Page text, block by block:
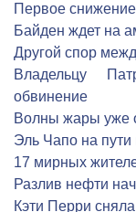
Первое
Байден ждет на
Другой спор
Владельцу
обвинение
Волны жары уже
Эль Чапо на
17 мирных
Разлив нефти
Кэти Перри